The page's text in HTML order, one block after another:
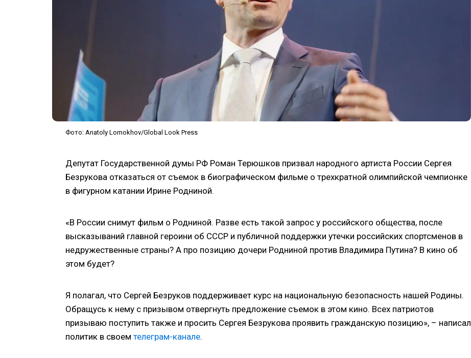
Фото: Anatoly Lomokhov/Global Look Press
Депутат Государственной думы РФ Роман Терюшков призвал народного артиста России Сергея
Безрукова отказаться от съемок в биографическом фильме о трехкратной олимпийской чемпионке
в фигурном катании Ирине Родниной.
«В России снимут фильм о Родниной. Разве есть такой запрос у российского общества, после
высказываний главной героини об СССР и публичной поддержки утечки российских спортсменов в
недружественные страны? А про позицию дочери Родниной против Владимира Путина? В кино об
этом будет?
Я полагал, что Сергей Безруков поддерживает курс на национальную безопасность нашей Родины.
Обращусь к нему с призывом отвергнуть предложение съемок в этом кино. Всех патриотов
призываю поступить также и просить Сергея Безрукова проявить гражданскую позицию», – написал
политик в своем телеграм-канале.